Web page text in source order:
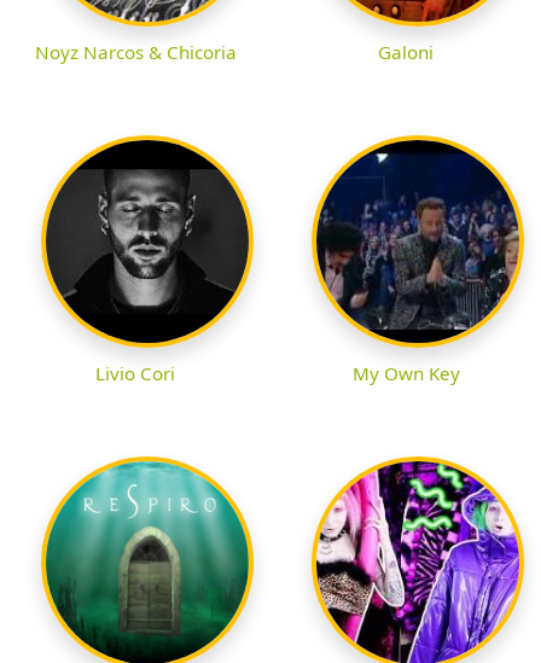
Noyz Narcos & Chicoria Galoni
Livio Cori My Own Key